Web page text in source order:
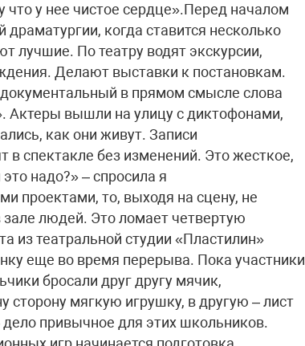
у нее чистое сердце».Перед началом
когда ставится несколько
лучшие. По театру водят экскурсии,
Делают выставки к постановкам.
в прямом смысле слова
Актеры вышли на улицу с диктофонами,
как они живут. Записи
спектакле без изменений. Это жесткое,
надо?» – спросила я
проектами, то, выходя на сцену, не
людей. Это ломает четвертую
из театральной студии «Пластилин»
еще во время перерыва. Пока участники
бросали друг другу мячик,
сторону мягкую игрушку, в другую – лист
привычное для этих школьников.